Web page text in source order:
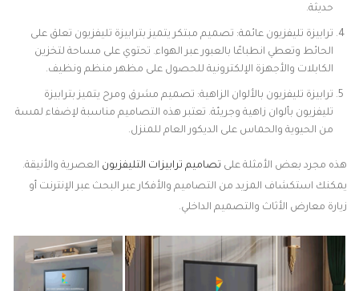
حديثة.
ترابيزة تليفزيون عائمة: تصميم مبتكر يتميز بترابيزة تليفزيون تعلق على
الحائط وتعطي انطباعًا بالعبور عبر الهواء. تحتوي على مساحة لتخزين
الكابلات والأجهزة الإلكترونية للحصول على مظهر منظم ونظيف.
ترابيزة تليفزيون بالألوان الزاهية: تصميم مشرق ومرح يتميز بترابيزة
تليفزيون بألوان زاهية وجريئة. تعتبر هذه التصاميم مناسبة لإضفاء لمسة
من الحيوية والحماس على الديكور العام للمنزل.
هذه مجرد بعض الأمثلة على تصاميم ترابيزات التليفزيون العصرية والأنيقة.
يمكنك استكشاف المزيد من التصاميم والأفكار عبر البحث عبر الإنترنت أو
زيارة معارض الأثاث والتصميم الداخلي.